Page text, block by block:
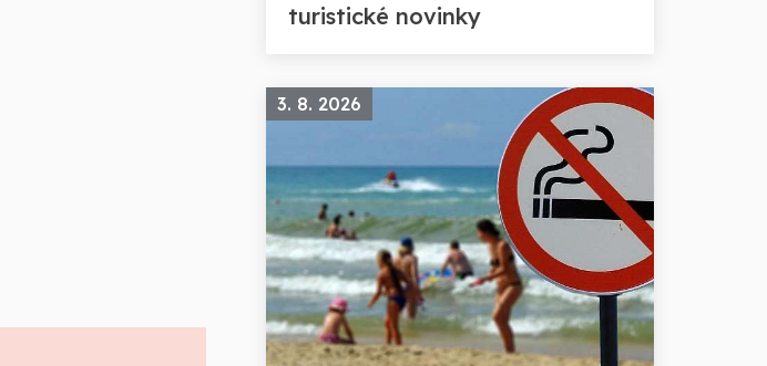
turistické novinky
3. 8. 2026